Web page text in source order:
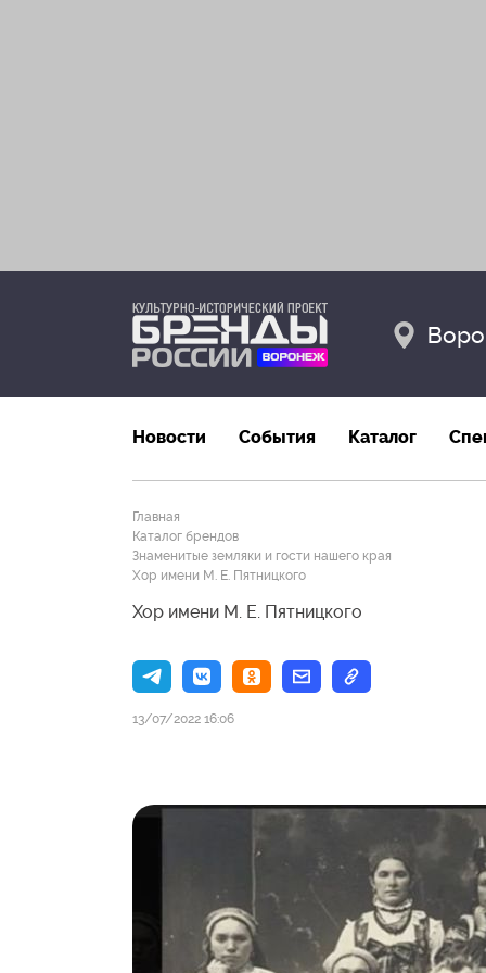
Новости События Каталог
Главная
Каталог брендов
Знаменитые земляки и гости нашего края
Хор имени М. Е. Пятницкого
Хор имени М. Е. Пятницкого
13/07/2022 16:06